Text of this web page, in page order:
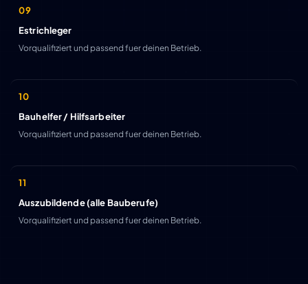
Estrichleger
Vorqualifiziert und passend fuer deinen Betrieb.
Bauhelfer / Hilfsarbeiter
Vorqualifiziert und passend fuer deinen Betrieb.
Auszubildende (alle Bauberufe)
Vorqualifiziert und passend fuer deinen Betrieb.